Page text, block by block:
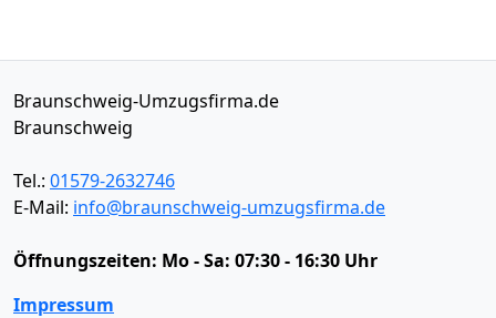
Braunschweig-Umzugsfirma.de
Braunschweig
Tel.: 01579-2632746
E-Mail: info@braunschweig-umzugsfirma.de
Öffnungszeiten: Mo - Sa: 07:30 - 16:30 Uhr
Impressum